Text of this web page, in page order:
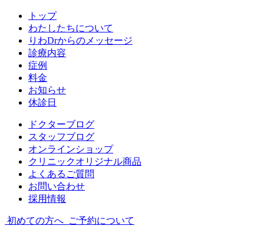
トップ
わたしたちについて
りわDrからのメッセージ
診療内容
症例
料金
お知らせ
休診日
ドクターブログ
スタッフブログ
オンラインショップ
クリニックオリジナル商品
よくあるご質問
お問い合わせ
採用情報
初めての方へ ご予約について